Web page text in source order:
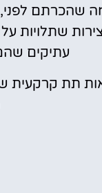
לפני,
שתלויות
עתיקים
תת